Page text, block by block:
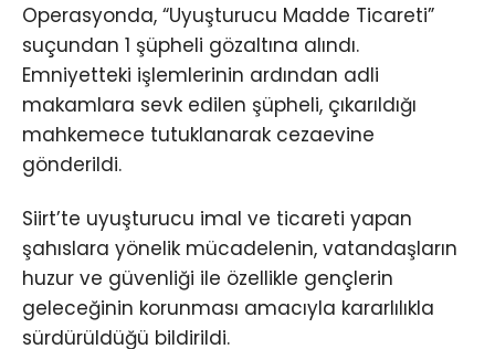
Operasyonda, “Uyuşturucu Madde Ticareti”
suçundan 1 şüpheli gözaltına alındı.
Emniyetteki işlemlerinin ardından adli
makamlara sevk edilen şüpheli, çıkarıldığı
mahkemece tutuklanarak cezaevine
gönderildi.
Siirt’te uyuşturucu imal ve ticareti yapan
şahıslara yönelik mücadelenin, vatandaşların
huzur ve güvenliği ile özellikle gençlerin
geleceğinin korunması amacıyla kararlılıkla
sürdürüldüğü bildirildi.